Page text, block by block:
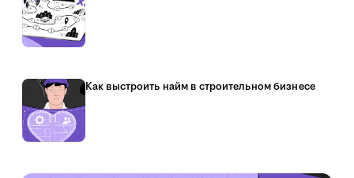
Как выстроить найм в строительном бизнесе